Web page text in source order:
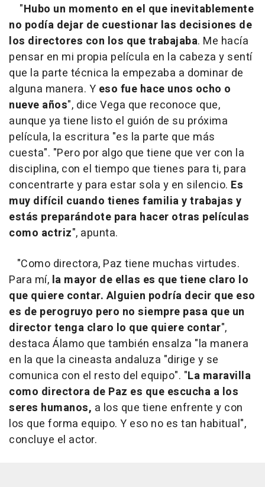
"Hubo un momento en el que inevitablemente
no podía dejar de cuestionar las decisiones de
los directores con los que trabajaba. Me hacía
pensar en mi propia película en la cabeza y sentí
que la parte técnica la empezaba a dominar de
alguna manera. Y eso fue hace unos ocho o
nueve años", dice Vega que reconoce que,
aunque ya tiene listo el guión de su próxima
película, la escritura "es la parte que más
cuesta". "Pero por algo que tiene que ver con la
disciplina, con el tiempo que tienes para ti, para
concentrarte y para estar sola y en silencio. Es
muy difícil cuando tienes familia y trabajas y
estás preparándote para hacer otras películas
como actriz", apunta.
"Como directora, Paz tiene muchas virtudes.
Para mí, la mayor de ellas es que tiene claro lo
que quiere contar. Alguien podría decir que eso
es de perogruyo pero no siempre pasa que un
director tenga claro lo que quiere contar",
destaca Álamo que también ensalza "la manera
en la que la cineasta andaluza "dirige y se
comunica con el resto del equipo". "La maravilla
como directora de Paz es que escucha a los
seres humanos, a los que tiene enfrente y con
los que forma equipo. Y eso no es tan habitual",
concluye el actor.